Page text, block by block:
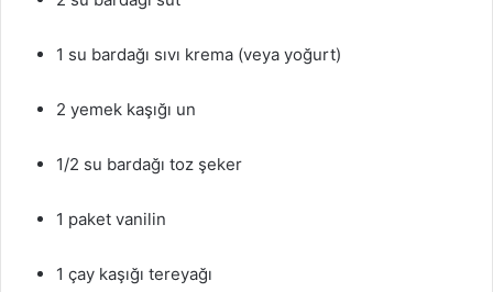
1 su bardağı sıvı krema (veya yoğurt)
2 yemek kaşığı un
1/2 su bardağı toz şeker
1 paket vanilin
1 çay kaşığı tereyağı